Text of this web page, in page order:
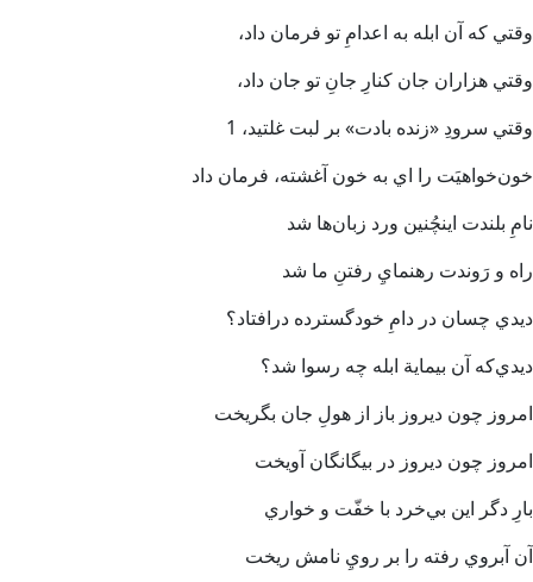
وقتي كه آن ابله به اعدامِ تو فرمان داد،
وقتي هزاران جان كنارِ جانِ تو جان داد،
وقتي سرودِ «زنده بادت» بر لبت غلتيد، 1
خون‌خواهيَت را اي به خون آغشته، فرمان داد
نامِ بلندت اينچُنين ورد زبان‌ها شد
راه و رَوندت رهنمايِ رفتنِ ما شد
ديدي چسان در دامِ خود‌گسترده درافتاد؟
ديدي‌كه آن بيماية ابله چه رسوا شد؟
امروز چون ديروز باز از هولِ جان بگريخت
امروز چون ديروز در بيگانگان آويخت
بارِ دگر اين بي‌خرد با خفّت و خواري
آن آبروي رفته را بر رويِ نامش ريخت